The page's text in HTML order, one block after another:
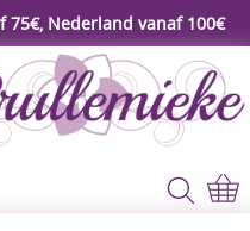
75€, Nederland vanaf 100€